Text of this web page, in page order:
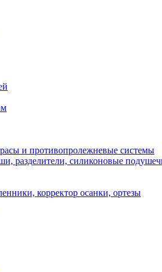
и противопролежневые системы
разделители, силиконовые
корректор осанки, ортезы